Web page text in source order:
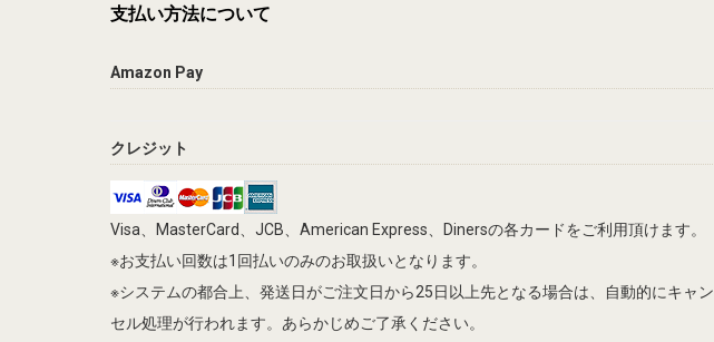
支払い方法について
Amazon Pay
クレジット
Visa、MasterCard、JCB、American Express、Dinersの各カードをご利用頂けます。
※お支払い回数は1回払いのみのお取扱いとなります。
※システムの都合上、発送日がご注文日から25日以上先となる場合は、自動的にキャン
セル処理が行われます。あらかじめご了承ください。